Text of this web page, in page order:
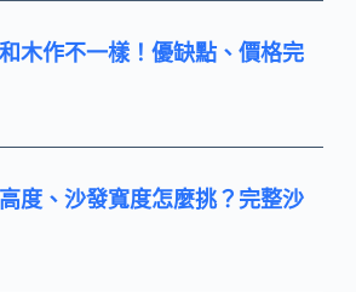
木作不一樣！優缺點、價格完
度、沙發寬度怎麼挑？完整沙